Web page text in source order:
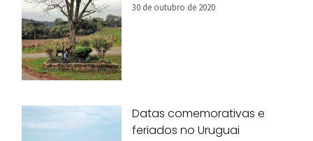
30 de outubro de 2020
Datas comemorativas e
feriados no Uruguai